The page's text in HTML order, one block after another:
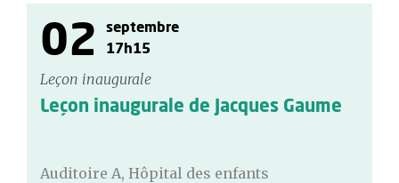
02
septembre
17h15
Leçon inaugurale
Leçon inaugurale de Jacques Gaume
Auditoire A, Hôpital des enfants